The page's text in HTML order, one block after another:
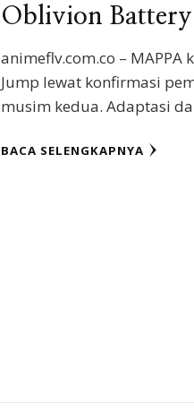
Oblivion Battery
animeflv.com.co –
Jump lewat konfirmasi
musim kedua. Adaptasi
BACA SELENGKAPNYA